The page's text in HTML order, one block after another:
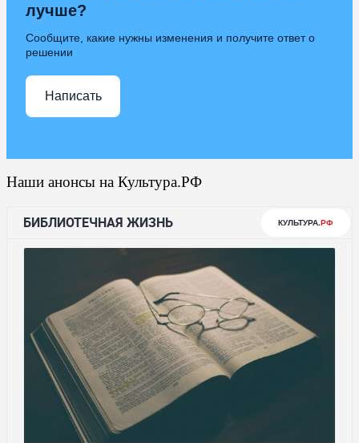
лучше?
Сообщите, какие нужны изменения и получите ответ о
решении
Написать
Наши анонсы на Культура.РФ